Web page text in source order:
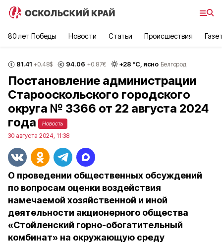
80 лет Победы Новости Статьи Происшествия
81.41 +0.48$ 94.06 +0.87€ +28 °С, ясно Белгород
Постановление администрации
Старооскольского городского
округа № 3366 от 22 августа 2024
года
Новость
30 августа 2024, 11:38
О проведении общественных обсуждений
по вопросам оценки воздействия
намечаемой хозяйственной и иной
деятельности акционерного общества
«Стойленский горно-обогатительный
комбинат» на окружающую среду